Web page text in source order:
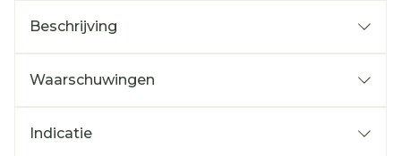
Beschrijving
Waarschuwingen
Indicatie